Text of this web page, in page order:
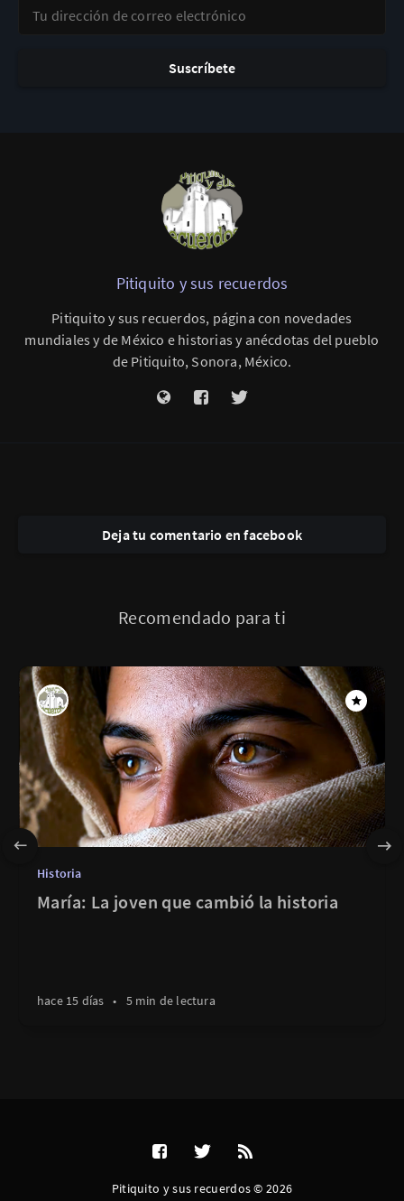
Suscríbete
Pitiquito y sus recuerdos
Pitiquito y sus recuerdos, página con novedades
mundiales y de México e historias y anécdotas del pueblo
de Pitiquito, Sonora, México.
Deja tu comentario en facebook
Recomendado para ti
Historia
María: La joven que cambió la historia
hace 15 días • 5 min de lectura
Pitiquito y sus recuerdos © 2026